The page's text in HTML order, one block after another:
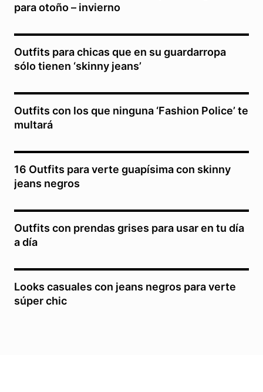
para otoño – invierno
Outfits para chicas que en su guardarropa
sólo tienen ‘skinny jeans’
Outfits con los que ninguna ‘Fashion Police’ te
multará
16 Outfits para verte guapísima con skinny
jeans negros
Outfits con prendas grises para usar en tu día
a día
Looks casuales con jeans negros para verte
súper chic